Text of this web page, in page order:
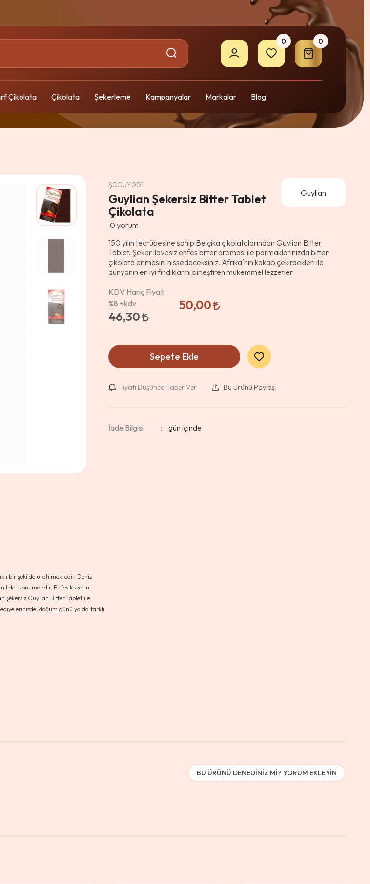
0 0
Çikolata Çikolata Şekerleme Kampanyalar Markalar Blog
ŞCGUY001
Guylian Şekersiz Bitter Tablet
Çikolata
0 yorum
Guylian
150 yılın tecrübesine sahip Belçika çikolatalarından Guylian Bitter
Tablet. Şeker ilavesiz enfes bitter aroması ile parmaklarınızda bitter
çikolata erimesini hissedeceksiniz. Afrika´nın kakao çekirdekleri ile
dünyanın en iyi fındıklarını birleştiren mükemmel lezzetler
KDV Hariç Fiyatı
%8 +kdv
46,30
50,00
Sepete Ekle
Fiyatı Düşünce Haber Ver Bu Ürünü Paylaş
İade Bilgisi:
bir şekilde üretilmektedir. Deniz
lider konumdadır. Enfes lezzetini
şekersiz Guylian Bitter Tablet ile
doğum günü ya da farklı
BU ÜRÜNÜ DENEDINIZ MI? YORUM EKLEYIN